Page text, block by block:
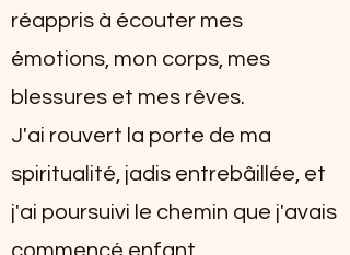
réappris à écouter mes
émotions, mon corps, mes
blessures et mes rêves.
J'ai rouvert la porte de ma
spiritualité, jadis entrebâillée, et
j'ai poursuivi le chemin que j'avais
commencé enfant.